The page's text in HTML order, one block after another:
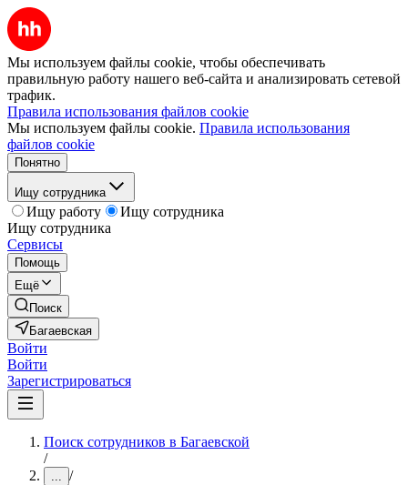
Мы используем файлы cookie, чтобы обеспечивать
правильную работу нашего веб-сайта и анализировать сетевой
трафик.
Правила использования файлов cookie
Мы используем файлы cookie. Правила использования
файлов cookie
Понятно
Ищу сотрудника
Ищу работу
Ищу сотрудника
Ищу сотрудника
Сервисы
Помощь
Ещё
Поиск
Багаевская
Войти
Войти
Зарегистрироваться
Поиск сотрудников в Багаевской
/
... /